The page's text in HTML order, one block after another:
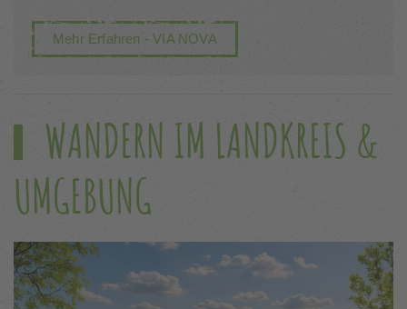
Mehr Erfahren - VIA NOVA
WANDERN IM LANDKREIS &
UMGEBUNG